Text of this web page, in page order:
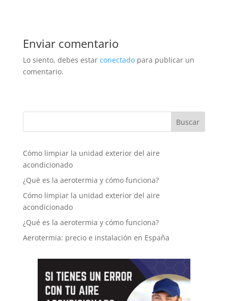
Enviar comentario
Lo siento, debes estar conectadopara publicar un
comentario.
Cómo limpiar la unidad exterior del aire
acondicionado
¿Qué es la aerotermia y cómo funciona?
Cómo limpiar la unidad exterior del aire
acondicionado
¿Qué es la aerotermia y cómo funciona?
Aerotermia: precio e instalación en España